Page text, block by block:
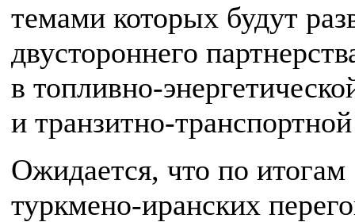
темами которых будут
двустороннего
в топливно-
и транзитно-
Ожидается, что по итогам
туркмено-иранских